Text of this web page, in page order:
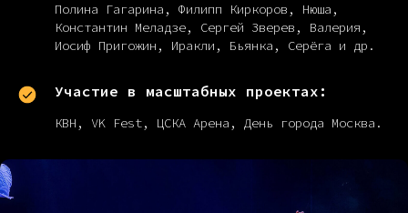
Полина Гагарина, Филипп Киркоров, Нюша,
Константин Меладзе, Сергей Зверев, Валерия,
Иосиф Пригожин, Иракли, Бьянка, Серёга и др.
Участие в масштабных проектах:
КВН, VK Fest, ЦСКА Арена, День города Москва.